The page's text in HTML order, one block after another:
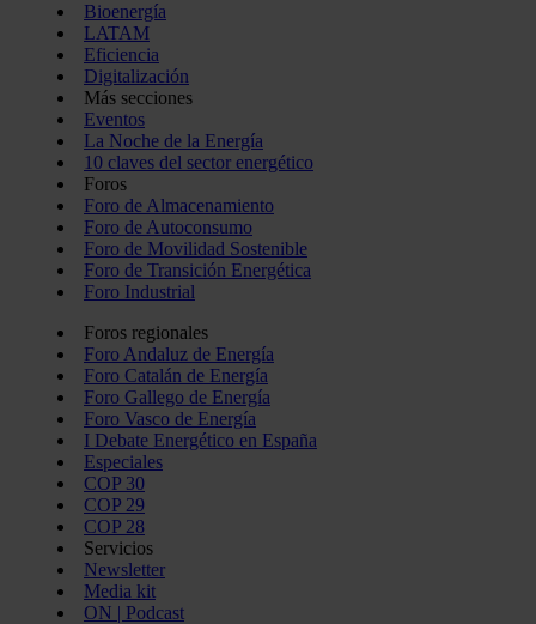
Bioenergía
LATAM
Eficiencia
Digitalización
Más secciones
Eventos
La Noche de la Energía
10 claves del sector energético
Foros
Foro de Almacenamiento
Foro de Autoconsumo
Foro de Movilidad Sostenible
Foro de Transición Energética
Foro Industrial
Foros regionales
Foro Andaluz de Energía
Foro Catalán de Energía
Foro Gallego de Energía
Foro Vasco de Energía
I Debate Energético en España
Especiales
COP 30
COP 29
COP 28
Servicios
Newsletter
Media kit
ON | Podcast